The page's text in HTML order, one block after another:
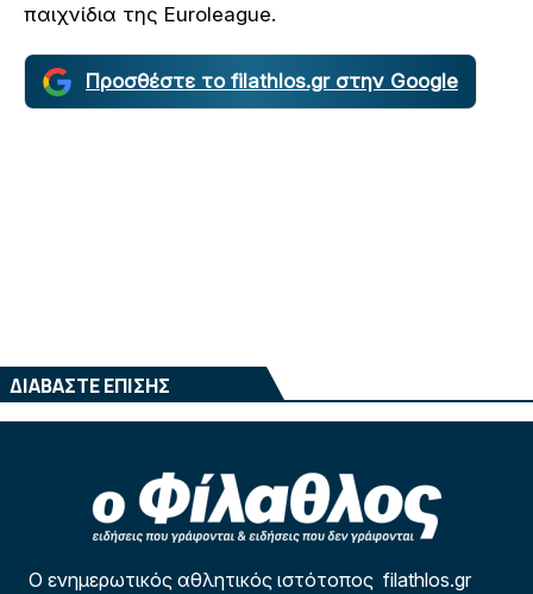
παιχνίδια της Euroleague.
Προσθέστε το filathlos.gr στην Google
ΔΙΑΒΑΣΤΕ ΕΠΙΣΗΣ
Ο ενημερωτικός αθλητικός ιστότοπος filathlos.gr